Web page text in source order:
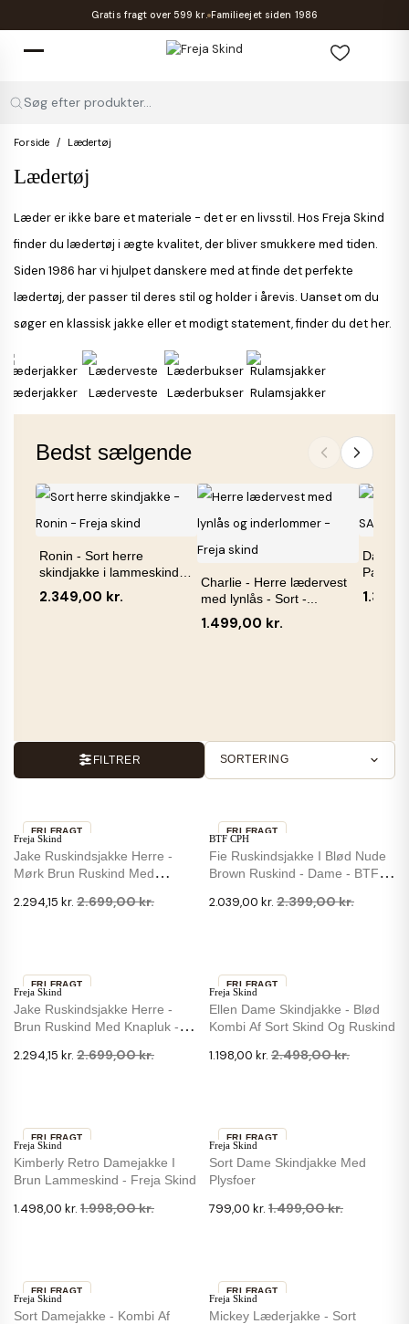
Gratis fragt over 599 kr. Familieejet siden 1986
Søg efter produkter...
Forside Lædertøj
Lædertøj
Læder er ikke bare et materiale - det er en livsstil. Hos Freja Skind
finder du lædertøj i ægte kvalitet, der bliver smukkere med tiden.
Siden 1986 har vi hjulpet danskere med at finde det perfekte
lædertøj, der passer til deres stil og holder i årevis. Uanset om du
søger en klassisk jakke eller et modigt statement, finder du det her.
Læderjakker Læderveste Læderbukser Rulamsjakker
Bedst sælgende
Ronin - Sort herre
skindjakke i lammeskind
-...
2.349,00 kr.
Charlie - Herre lædervest
med lynlås - Sort -...
1.499,00 kr.
Dame
Paula -
FILTRER SORTERING
Freja Skind
Jake Ruskindsjakke Herre -
Mørk Brun Ruskind Med
2.294,15 kr. 2.699,00 kr.
-15 %
FRI FRAGT
BTF CPH
Fie Ruskindsjakke I Blød Nude
Brown Ruskind - Dame - BTF-
2.039,00 kr. 2.399,00 kr.
-15 %
FRI FRAGT
Freja Skind
Jake Ruskindsjakke Herre -
Brun Ruskind Med Knapluk -
2.294,15 kr. 2.699,00 kr.
-15 %
FRI FRAGT
Freja Skind
Ellen Dame Skindjakke - Blød
Kombi Af Sort Skind Og Ruskind
1.198,00 kr. 2.498,00 kr.
-52 %
FRI FRAGT
Freja Skind
Kimberly Retro Damejakke I
Brun Lammeskind - Freja Skind
1.498,00 kr. 1.998,00 kr.
-25 %
FRI FRAGT
Freja Skind
Sort Dame Skindjakke Med
Plysfoer
799,00 kr. 1.499,00 kr.
-47 %
FRI FRAGT
Freja Skind
Sort Damejakke - Kombi Af
-47 %
FRI FRAGT
Freja Skind
Mickey Læderjakke - Sort
-33 %
FRI FRAGT